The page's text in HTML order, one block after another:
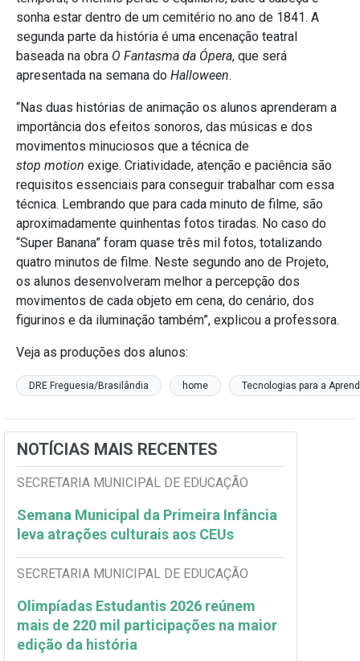
sonha estar dentro de um cemitério no ano de 1841. A
segunda parte da história é uma encenação teatral
baseada na obra O Fantasma da Ópera, que será
apresentada na semana do Halloween.
“Nas duas histórias de animação os alunos aprenderam a
importância dos efeitos sonoros, das músicas e dos
movimentos minuciosos que a técnica de
stop motion exige. Criatividade, atenção e paciência são
requisitos essenciais para conseguir trabalhar com essa
técnica. Lembrando que para cada minuto de filme, são
aproximadamente quinhentas fotos tiradas. No caso do
“Super Banana” foram quase três mil fotos, totalizando
quatro minutos de filme. Neste segundo ano de Projeto,
os alunos desenvolveram melhor a percepção dos
movimentos de cada objeto em cena, do cenário, dos
figurinos e da iluminação também”, explicou a professora.
Veja as produções dos alunos:
DRE Freguesia/Brasilândia home Tecnologias para a
NOTÍCIAS MAIS RECENTES
SECRETARIA MUNICIPAL DE EDUCAÇÃO
Semana Municipal da Primeira Infância
leva atrações culturais aos CEUs
SECRETARIA MUNICIPAL DE EDUCAÇÃO
Olimpíadas Estudantis 2026 reúnem
mais de 220 mil participações na maior
edição da história